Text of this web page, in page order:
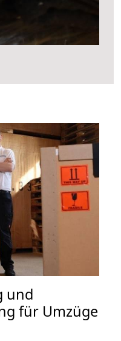
und
für Umzüge